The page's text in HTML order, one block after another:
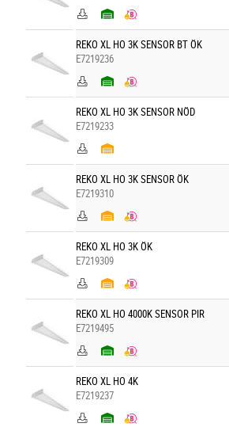
REKO XL HO 3K SENSOR BT ÖK
E7219236
REKO XL HO 3K SENSOR NÖD
E7219233
REKO XL HO 3K SENSOR ÖK
E7219310
REKO XL HO 3K ÖK
E7219309
REKO XL HO 4000K SENSOR PIR
E7219495
REKO XL HO 4K
E7219237